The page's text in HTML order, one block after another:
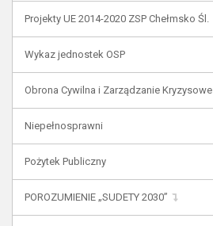
Projekty UE 2014-2020 ZSP Chełmsko Śl.
Wykaz jednostek OSP
Obrona Cywilna i Zarządzanie Kryzysowe
Niepełnosprawni
Pożytek Publiczny
POROZUMIENIE „SUDETY 2030”